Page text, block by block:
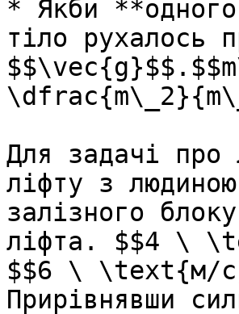
* Якби
тiло рухалось
Для задачі про
ліфту з
залізного
ліфта. $$4 \
$$6 \ \text{м/
Прирівнявши